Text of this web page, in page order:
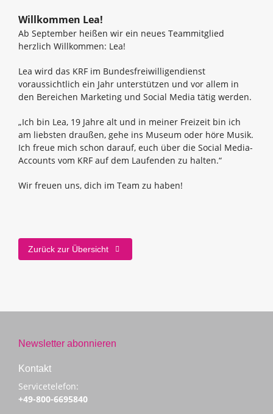
Willkommen Lea!
Ab September heißen wir ein neues Teammitglied
herzlich Willkommen: Lea!
Lea wird das KRF im Bundesfreiwilligendienst
voraussichtlich ein Jahr unterstützen und vor allem in
den Bereichen Marketing und Social Media tätig werden.
„Ich bin Lea, 19 Jahre alt und in meiner Freizeit bin ich
am liebsten draußen, gehe ins Museum oder höre Musik.
Ich freue mich schon darauf, euch über die Social Media-
Accounts vom KRF auf dem Laufenden zu halten.“
Wir freuen uns, dich im Team zu haben!
Zurück zur Übersicht
Newsletter abonnieren
Kontakt
Servicetelefon:
+49-800-6695840